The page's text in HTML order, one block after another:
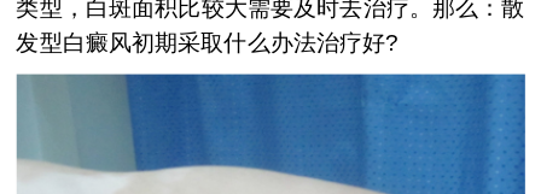
类型，白斑面积比较大需要及时去治疗。那么：散
发型白癜风初期采取什么办法治疗好?